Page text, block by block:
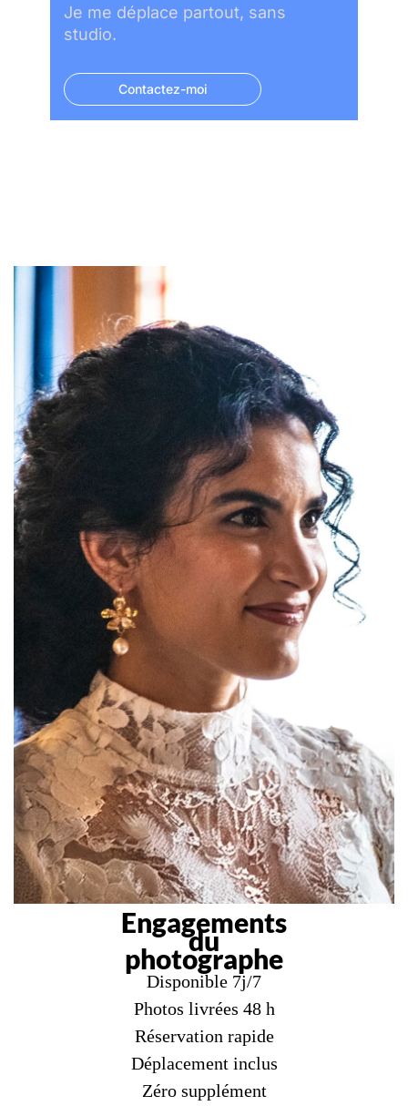
Je me déplace partout, sans
studio.
Contactez-moi
Engagements
du
photographe
Disponible 7j/7
Photos livrées 48 h
Réservation rapide
Déplacement inclus
Zéro supplément